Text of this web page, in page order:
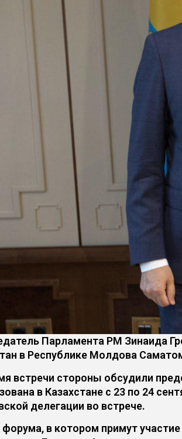
Парламента РМ Зинаида
в Республике Молдова
встречи стороны обсудили
в Казахстане с 23 по 24
делегации во встрече.
в котором примут